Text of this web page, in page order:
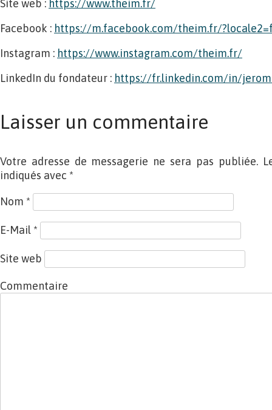
Site web : https://www.theim.fr/
Facebook : https://m.facebook.com/theim.fr/
Instagram : https://www.instagram.com/theim.fr/
LinkedIn du fondateur : https://fr.linkedin.com/in/
Laisser un commentaire
Votre adresse de messagerie ne sera pas publiée.
indiqués avec *
Nom *
E-Mail *
Site web
Commentaire